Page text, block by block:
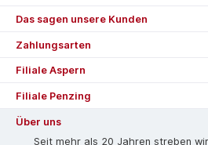
Das sagen unsere Kunden
Zahlungsarten
Filiale Aspern
Filiale Penzing
Über uns
Seit mehr als 20 Jahren streben